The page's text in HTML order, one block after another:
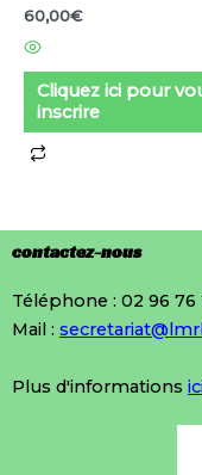
60,00€
Cliquez ici pour
inscrire
contactez-nous
Téléphone : 02 96 76
Mail :
Plus d'informations